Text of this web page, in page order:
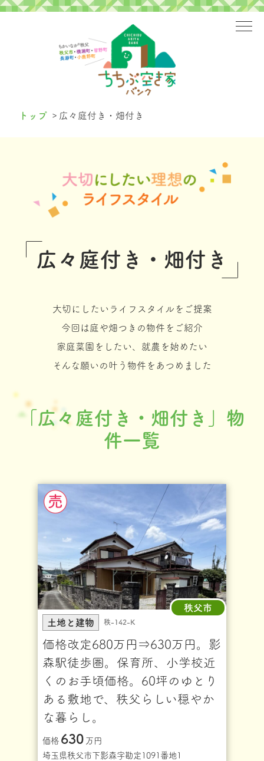
トップ > 広々庭付き・畑付き
広々庭付き・畑付き
大切にしたいライフスタイルをご提案
今回は庭や畑つきの物件をご紹介
家庭菜園をしたい、就農を始めたい
そんな願いの叶う物件をあつめました
「広々庭付き・畑付き」物
件一覧
秩父市
土地と建物
秩-142-K
価格改定680万円⇒630万円。影
森駅徒歩圏。保育所、小学校近
くのお手頃価格。60坪のゆとり
ある敷地で、秩父らしい穏やか
な暮らし。
価格 630 万円
埼玉県秩父市下影森字勘定1091番地1